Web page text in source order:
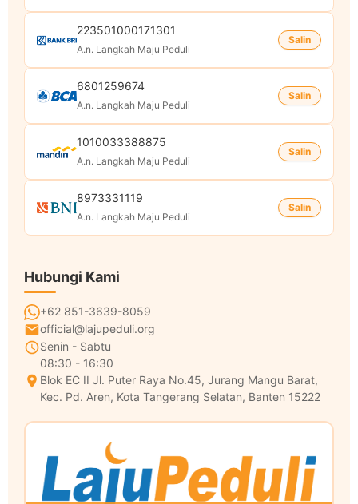
223501000171301
A.n. Langkah Maju Peduli
Salin
6801259674
A.n. Langkah Maju Peduli
Salin
1010033388875
A.n. Langkah Maju Peduli
Salin
8973331119
A.n. Langkah Maju Peduli
Salin
Hubungi Kami
+62 851-3639-8059
official@lajupeduli.org
Senin - Sabtu
08:30 - 16:30
Blok EC II Jl. Puter Raya No.45, Jurang Mangu Barat,
Kec. Pd. Aren, Kota Tangerang Selatan, Banten 15222